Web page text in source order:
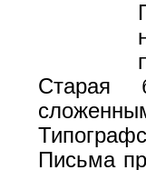
Старая
Письма